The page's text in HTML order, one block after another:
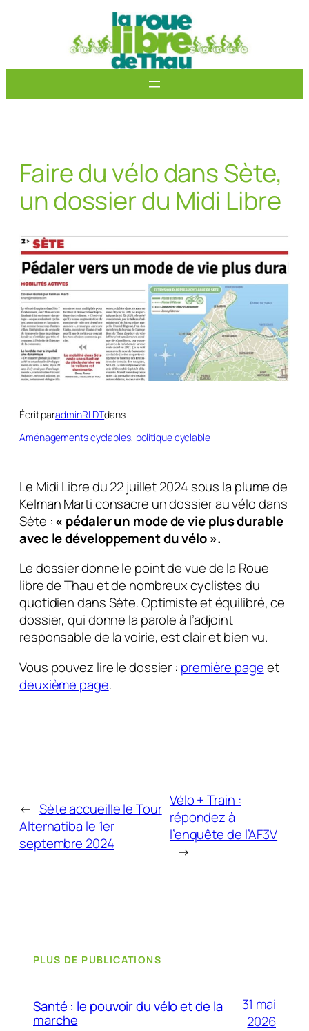
Faire du vélo dans Sète,
un dossier du Midi Libre
Écrit paradminRLDTdans
Aménagements cyclables, politique cyclable
Le Midi Libre du 22 juillet 2024 sous la plume de
Kelman Marti consacre un dossier au vélo dans
Sète :« pédaler un mode de vie plus durable
avec le développement du vélo ».
Le dossier donne le point de vue de la Roue
libre de Thau et de nombreux cyclistes du
quotidien dans Sète. Optimiste et équilibré, ce
dossier, qui donne la parole à l’adjoint
responsable de la voirie, est clair et bien vu.
Vous pouvez lire le dossier : première pageet
deuxième page.
← Sète accueille le Tour
Alternatiba le 1er
septembre 2024
Vélo + Train :
répondez à
l’enquête de l’AF3V
→
PLUS DE PUBLICATIONS
Santé : le pouvoir du vélo et de la
marche
31 mai
2026